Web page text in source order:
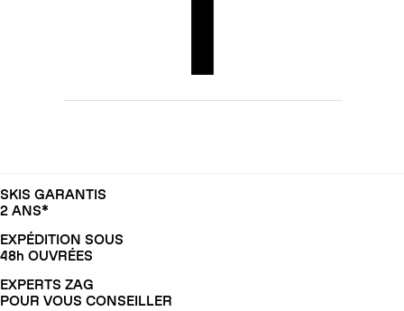
SKIS GARANTIS
2 ANS*
EXPÉDITION SOUS
48h OUVRÉES
EXPERTS ZAG
POUR VOUS CONSEILLER